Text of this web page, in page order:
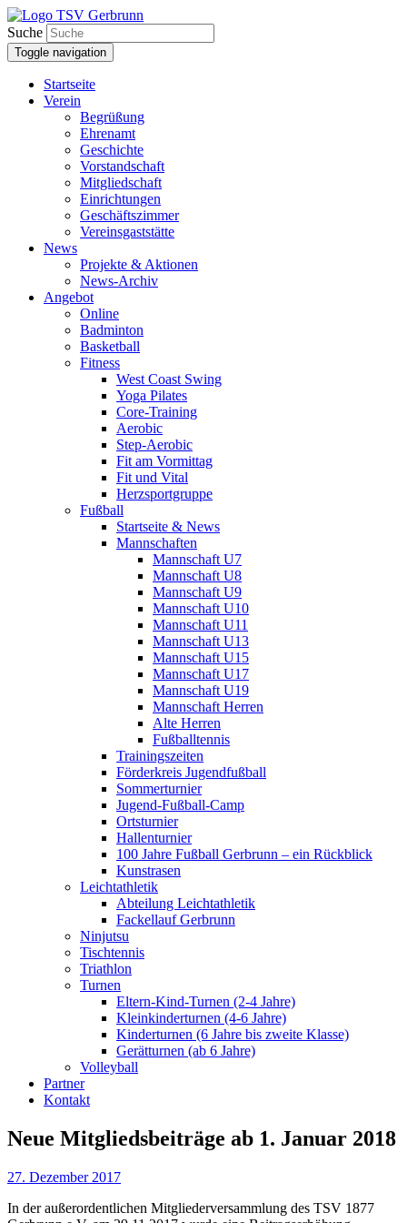
Suche
Toggle navigation
Startseite
Verein
Begrüßung
Ehrenamt
Geschichte
Vorstandschaft
Mitgliedschaft
Einrichtungen
Geschäftszimmer
Vereinsgaststätte
News
Projekte & Aktionen
News-Archiv
Angebot
Online
Badminton
Basketball
Fitness
West Coast Swing
Yoga Pilates
Core-Training
Aerobic
Step-Aerobic
Fit am Vormittag
Fit und Vital
Herzsportgruppe
Fußball
Startseite & News
Mannschaften
Mannschaft U7
Mannschaft U8
Mannschaft U9
Mannschaft U10
Mannschaft U11
Mannschaft U13
Mannschaft U15
Mannschaft U17
Mannschaft U19
Mannschaft Herren
Alte Herren
Fußballtennis
Trainingszeiten
Förderkreis Jugendfußball
Sommerturnier
Jugend-Fußball-Camp
Ortsturnier
Hallenturnier
100 Jahre Fußball Gerbrunn – ein Rückblick
Kunstrasen
Leichtathletik
Abteilung Leichtathletik
Fackellauf Gerbrunn
Ninjutsu
Tischtennis
Triathlon
Turnen
Eltern-Kind-Turnen (2-4 Jahre)
Kleinkinderturnen (4-6 Jahre)
Kinderturnen (6 Jahre bis zweite Klasse)
Gerätturnen (ab 6 Jahre)
Volleyball
Partner
Kontakt
Neue Mitgliedsbeiträge ab 1. Januar 2018
27. Dezember 2017
In der außerordentlichen Mitgliederversammlung des TSV 1877